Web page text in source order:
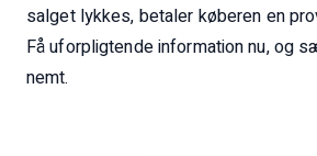
salget lykkes, betaler køberen en
Få uforpligtende information nu, og
nemt.